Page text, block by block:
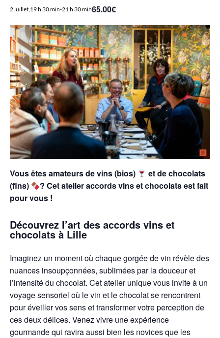
2 juillet,19 h 30 min-21 h 30 min65.00€
Vous êtes amateurs de vins (bios)
et de chocolats
(fins)
? Cet atelier accords vins et chocolats est fait
pour vous !
Découvrez l’art des accords vins et
chocolats à Lille
Imaginez un moment où chaque gorgée de vin révèle des
nuances insoupçonnées, sublimées par la douceur et
l’intensité du chocolat. Cet atelier unique vous invite à un
voyage sensoriel où le vin et le chocolat se rencontrent
pour éveiller vos sens et transformer votre perception de
ces deux délices. Venez vivre une expérience
gourmande qui ravira aussi bien les novices que les